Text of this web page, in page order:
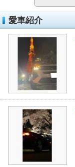
愛車紹介